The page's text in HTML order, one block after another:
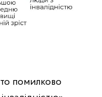
помилково